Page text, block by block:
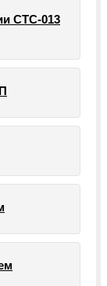
СТС-013